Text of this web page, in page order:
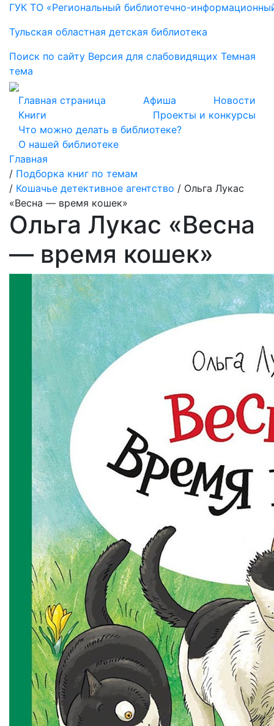
ГУК ТО «Региональный библиотечно-
Тульская областная детская библиотека
Поиск по сайту Версия для слабовидящих Темная
тема
Главная страница Афиша
Новости
Книги
Проекты и конкурсы
Что можно делать в библиотеке?
О нашей библиотеке
Главная
/ Подборка книг по темам
/ Кошачье детективное агентство / Ольга Лукас
«Весна — время кошек»
Ольга Лукас «Весна
— время кошек»